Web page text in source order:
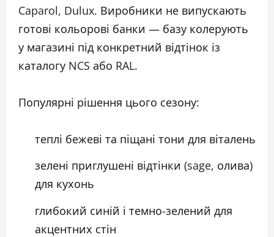
Caparol, Dulux. Виробники не випускають
готові кольорові банки — базу колерують
у магазині під конкретний відтінок із
каталогу NCS або RAL.
Популярні рішення цього сезону:
теплі бежеві та піщані тони для віталень
зелені приглушені відтінки (sage, олива)
для кухонь
глибокий синій і темно-зелений для
акцентних стін